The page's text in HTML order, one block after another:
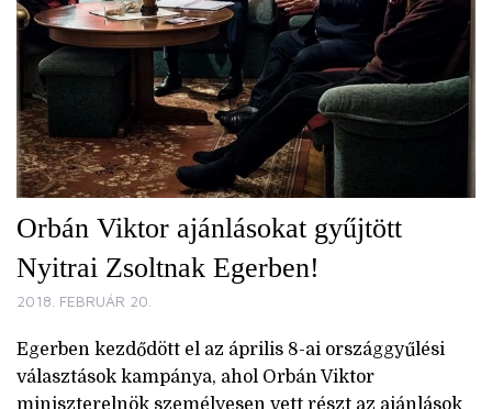
Orbán Viktor ajánlásokat gyűjtött
Nyitrai Zsoltnak Egerben!
2018. FEBRUÁR 20.
Egerben kezdődött el az április 8-ai országgyűlési
választások kampánya, ahol Orbán Viktor
miniszterelnök személyesen vett részt az ajánlások